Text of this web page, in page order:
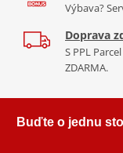
Výbava?
Doprava
S PPL
ZDARMA.
Buďte o jednu